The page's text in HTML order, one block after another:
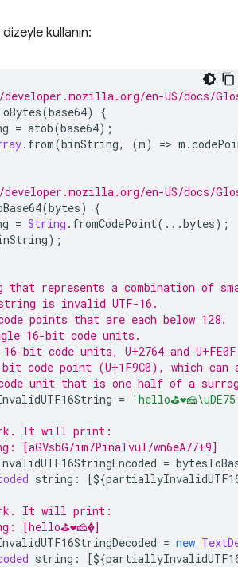
kullanın:
en-US/docs/
(base64)
{
= atob(base64);
. from(binString, (m) => m .
en-US/docs/
(bytes)
{
= String . fromCodePoint(...bytes);
);
that represents a combination of
is invalid UTF-16.
points that are each below 128.
16-bit code units.
bit code units, U+2764 and
code point (U+1F9C0), which can
unit that is one half of a
=
It will print:
[aGVsbG/im7PinaTvuI/wn6eA77+9]
=
string : [${
It will print:
[hello⛳❤️🧀�]
= new
string : [${